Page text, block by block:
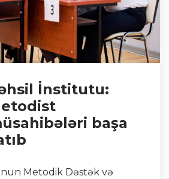
İnstitutu:
başa
Metodik Dəstək və